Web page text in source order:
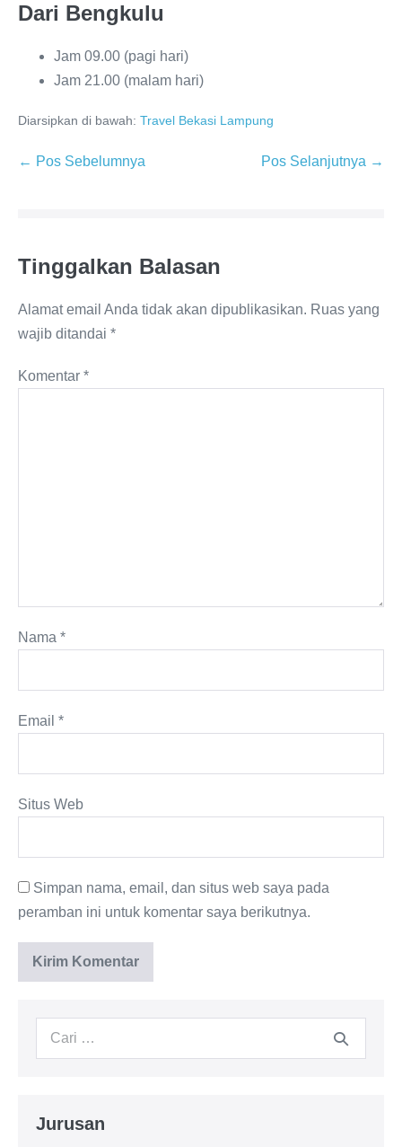
Dari Bengkulu
Jam 09.00 (pagi hari)
Jam 21.00 (malam hari)
Diarsipkan di bawah: Travel Bekasi Lampung
← Pos Sebelumnya Pos Selanjutnya →
Tinggalkan Balasan
Alamat email Anda tidak akan dipublikasikan. Ruas yang
wajib ditandai *
Komentar *
Nama *
Email *
Situs Web
Simpan nama, email, dan situs web saya pada
peramban ini untuk komentar saya berikutnya.
Jurusan